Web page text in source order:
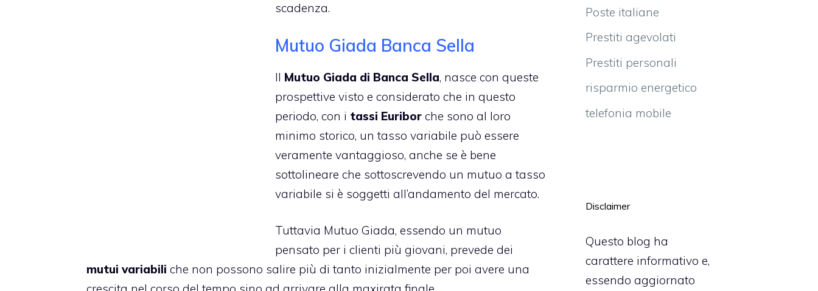
scadenza.
Mutuo Giada Banca Sella
Il Mutuo Giada di Banca Sella, nasce con queste
prospettive visto e considerato che in questo
periodo, con i tassi Euribor che sono al loro
minimo storico, un tasso variabile può essere
veramente vantaggioso, anche se è bene
sottolineare che sottoscrevendo un mutuo a tasso
variabile si è soggetti all’andamento del mercato.
Tuttavia Mutuo Giada, essendo un mutuo
pensato per i clienti più giovani, prevede dei
mutui variabili che non possono salire più di tanto inizialmente per poi avere una
Poste italiane
Prestiti agevolati
Prestiti personali
risparmio energetico
telefonia mobile
Disclaimer
Questo blog ha
carattere informativo e,
essendo aggiornato